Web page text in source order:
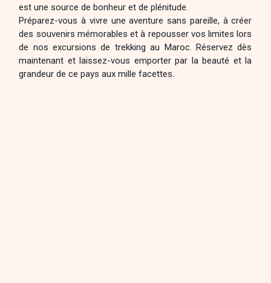
est une source de bonheur et de plénitude.
Préparez-vous à vivre une aventure sans pareille, à créer
des souvenirs mémorables et à repousser vos limites lors
de nos excursions de trekking au Maroc. Réservez dès
maintenant et laissez-vous emporter par la beauté et la
grandeur de ce pays aux mille facettes.